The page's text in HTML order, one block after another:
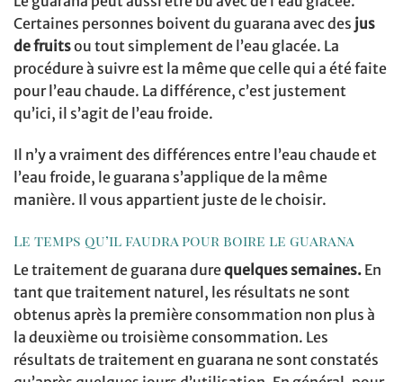
Certaines personnes boivent du guarana avec des jus
de fruitsou tout simplement de l’eau glacée. La
procédure à suivre est la même que celle qui a été faite
pour l’eau chaude. La différence, c’est justement
qu’ici, il s’agit de l’eau froide.
Il n’y a vraiment des différences entre l’eau chaude et
l’eau froide, le guarana s’applique de la même
manière. Il vous appartient juste de le choisir.
Le temps qu’il faudra pour boire le guarana
Le traitement de guarana durequelques semaines. En
tant que traitement naturel, les résultats ne sont
obtenus après la première consommation non plus à
la deuxième ou troisième consommation. Les
résultats de traitement en guarana ne sont constatés